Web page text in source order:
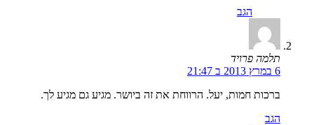
הגב
תלמה פרויד
6 במרץ 2013 ב 21:47
ברכות חמות, יעל. הרווחת את זה ביושר. מגיע גם מגיע לך.
הגב